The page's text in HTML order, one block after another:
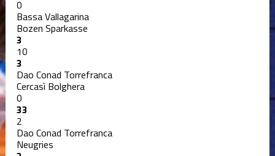
0
Bassa Vallagarina
Bozen Sparkasse
3
10
3
Dao Conad Torrefranca
Cercasì Bolghera
0
33
2
Dao Conad Torrefranca
Neugries